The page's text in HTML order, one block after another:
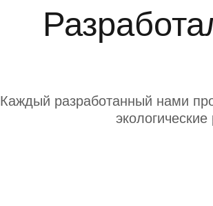
Каждый разработанный нами